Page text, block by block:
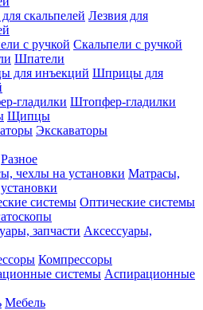
Лезвия для
Скальпели с ручкой
Шпатели
Шприцы для
Штопфер-гладилки
Щипцы
Экскаваторы
Разное
Матрасы,
Оптические системы
Аксессуары,
Компрессоры
Аспирационные
Мебель